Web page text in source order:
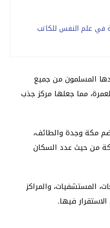
في علم النفس للكاتب
المسلمون من جميع
مما جعلها مركز جذب
مكة وجدة والطائف،
من حيث عدد السكان
المستشفيات، والمراكز
فيها.